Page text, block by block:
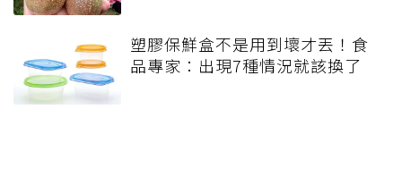
塑膠保鮮盒不是用到壞才丟！食
品專家：出現7種情況就該換了